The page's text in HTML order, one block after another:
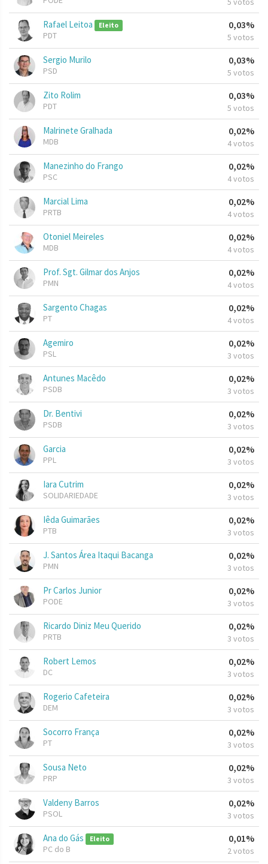
Rafael Leitoa Eleito
PDT
0,03%
5 votos
Sergio Murilo
PSD
0,03%
5 votos
Zito Rolim
PDT
0,03%
5 votos
Malrinete Gralhada
MDB
0,02%
4 votos
Manezinho do Frango
PSC
0,02%
4 votos
Marcial Lima
PRTB
0,02%
4 votos
Otoniel Meireles
MDB
0,02%
4 votos
Prof. Sgt. Gilmar dos Anjos
PMN
0,02%
4 votos
Sargento Chagas
PT
0,02%
4 votos
Agemiro
PSL
0,02%
3 votos
Antunes Macêdo
PSDB
0,02%
3 votos
Dr. Bentivi
PSDB
0,02%
3 votos
Garcia
PPL
0,02%
3 votos
Iara Cutrim
SOLIDARIEDADE
0,02%
3 votos
Iêda Guimarães
PTB
0,02%
3 votos
J. Santos Área Itaqui Bacanga
PMN
0,02%
3 votos
Pr Carlos Junior
PODE
0,02%
3 votos
Ricardo Diniz Meu Querido
PRTB
0,02%
3 votos
Robert Lemos
DC
0,02%
3 votos
Rogerio Cafeteira
DEM
0,02%
3 votos
Socorro França
PT
0,02%
3 votos
Sousa Neto
PRP
0,02%
3 votos
Valdeny Barros
PSOL
0,02%
3 votos
Ana do Gás Eleito
PC do B
0,01%
2 votos